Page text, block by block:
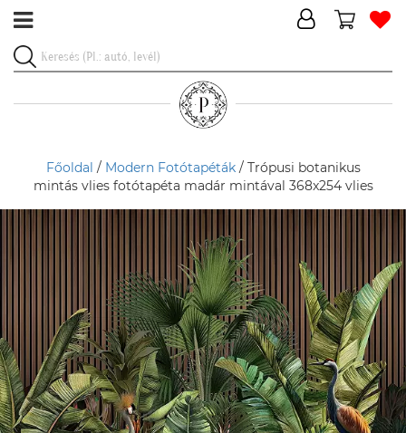
Főoldal / Modern Fotótapéták/ Trópusi botanikus
mintás vlies fotótapéta madár mintával 368x254 vlies